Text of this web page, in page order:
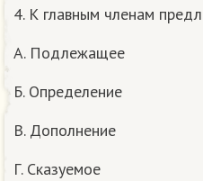
4. К главным членам
А. Подлежащее
Б. Определение
В. Дополнение
Г. Сказуемое